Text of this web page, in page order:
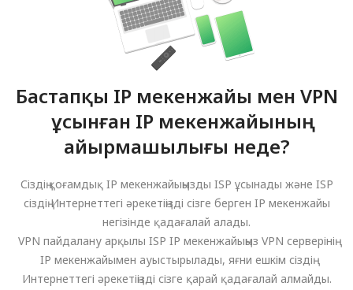
Бастапқы IP мекенжайы мен VPN
ұсынған IP мекенжайының
айырмашылығы неде?
Сіздің қоғамдық IP мекенжайыңызды ISP ұсынады және ISP
сіздің Интернеттегі әрекетіңізді сізге берген IP мекенжайы
негізінде қадағалай алады.
VPN пайдалану арқылы ISP IP мекенжайыңыз VPN серверінің
IP мекенжайымен ауыстырылады, яғни ешкім сіздің
Интернеттегі әрекетіңізді сізге қарай қадағалай алмайды.